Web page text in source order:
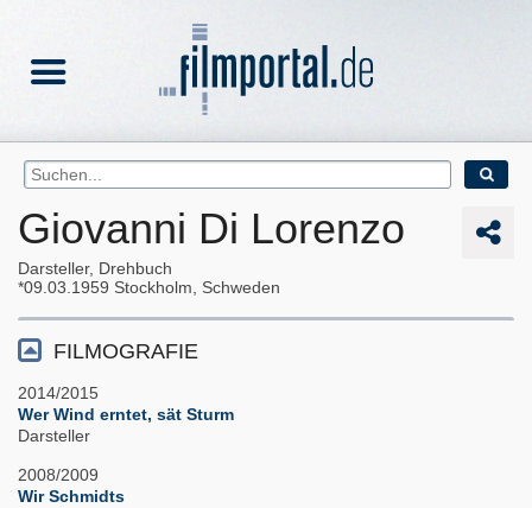
Giovanni Di Lorenzo
Darsteller, Drehbuch
09.03.1959 Stockholm, Schweden
FILMOGRAFIE
2014/2015
Wer Wind erntet, sät Sturm
Darsteller
2008/2009
Wir Schmidts